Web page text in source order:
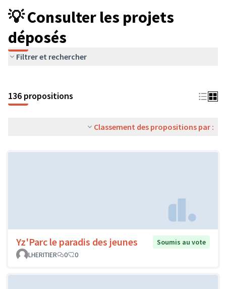
💡 Consulter les projets
déposés
Filtrer et rechercher
136 propositions
Classement des propositions par :
Yz'Parc le paradis des jeunes
Soumis au vote
LHERITIER
0 0